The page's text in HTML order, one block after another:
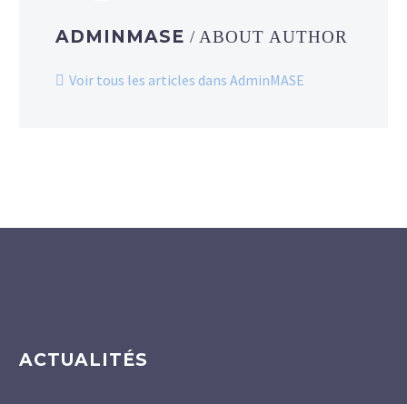
ADMINMASE / ABOUT AUTHOR
Voir tous les articles dans AdminMASE
ACTUALITÉS